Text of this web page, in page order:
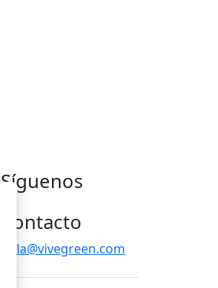
Síguenos
Contacto
hola@vivegreen.com